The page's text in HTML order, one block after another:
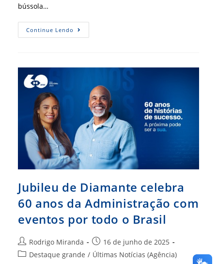
bússola…
Continue Lendo 5º
Encontro
Abertas
Jubileu de Diamante celebra
60 anos da Administração com
eventos por todo o Brasil
Autor
do
Rodrigo Miranda
Post
publicado:
16 de junho de 2025
Categoria
Destaque grande / Últimas Notícias (Agência)